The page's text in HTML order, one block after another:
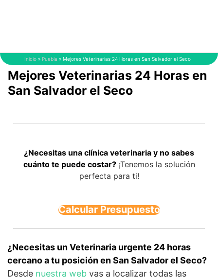
Inicio » Puebla » Mejores Veterinarias 24 Horas en San Salvador el Seco
Mejores Veterinarias 24 Horas en
San Salvador el Seco
¿Necesitas una clínica veterinaria y no sabes
cuánto te puede costar?¡Tenemos la solución
perfecta para ti!
Calcular Presupuesto
¿Necesitas un Veterinaria urgente 24 horas
cercano a tu posición en San Salvador el Seco?
Desde nuestra web vas a localizar todas las